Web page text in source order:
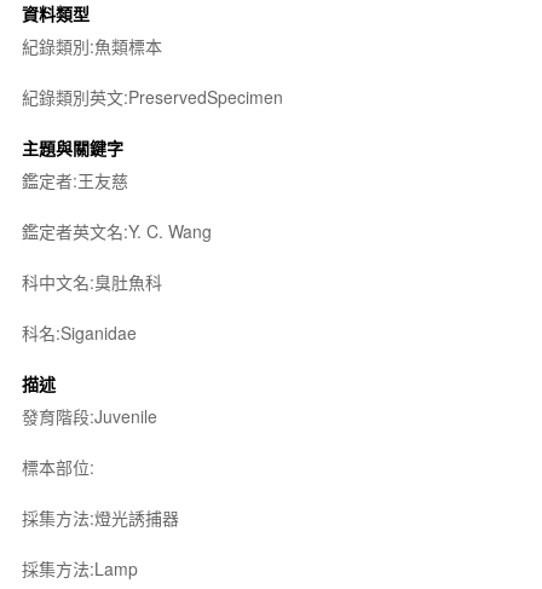
資料類型
紀錄類別:魚類標本
紀錄類別英文:PreservedSpecimen
主題與關鍵字
鑑定者:王友慈
鑑定者英文名:Y. C. Wang
科中文名:臭肚魚科
科名:Siganidae
描述
發育階段:Juvenile
標本部位:
採集方法:燈光誘捕器
採集方法:Lamp